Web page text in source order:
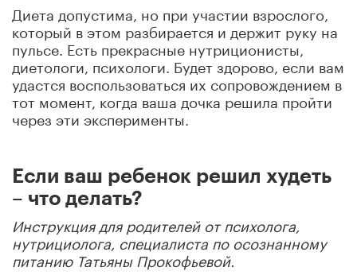
Диета допустима, но при участии взрослого,
который в этом разбирается и держит руку на
пульсе. Есть прекрасные нутриционисты,
диетологи, психологи. Будет здорово, если вам
удастся воспользоваться их сопровождением в
тот момент, когда ваша дочка решила пройти
через эти эксперименты.
Если ваш ребенок решил худеть
– что делать?
Инструкция для родителей от психолога,
нутрициолога, специалиста по осознанному
питанию Татьяны Прокофьевой.